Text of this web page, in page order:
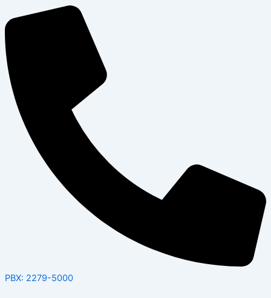
PBX: 2279-5000